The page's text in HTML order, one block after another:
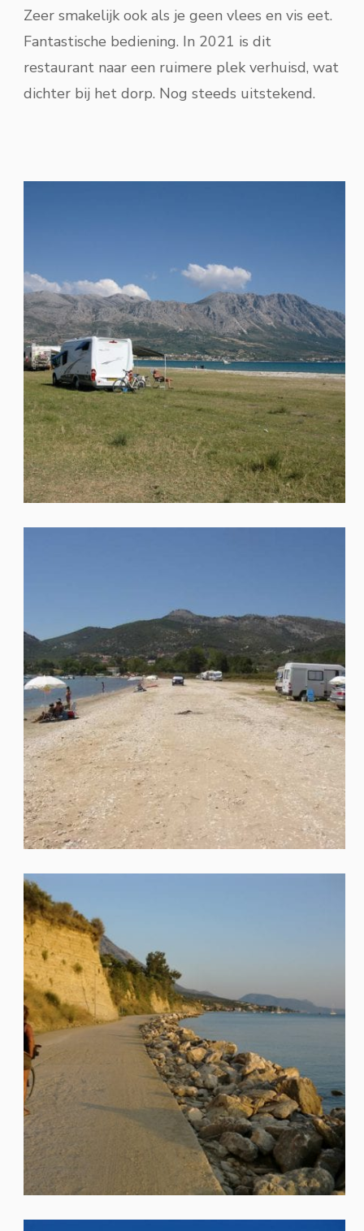
Zeer smakelijk ook als je geen vlees en vis eet.
Fantastische bediening. In 2021 is dit
restaurant naar een ruimere plek verhuisd, wat
dichter bij het dorp. Nog steeds uitstekend.